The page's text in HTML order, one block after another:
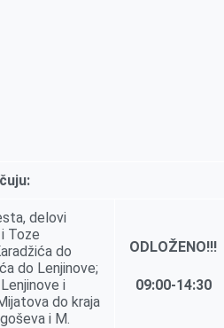
delovi
Toze
do
do Lenjinove;
i
do kraja
i M.
ODLOŽENO!!!
09:00-14:30